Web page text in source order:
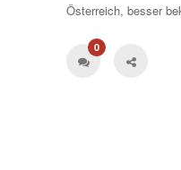
Österreich, besser
0